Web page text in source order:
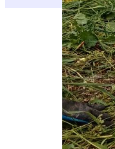
Janne
Lento,